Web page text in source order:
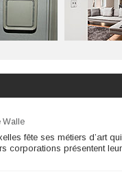
Walle
fête ses métiers d’art
corporations présentent